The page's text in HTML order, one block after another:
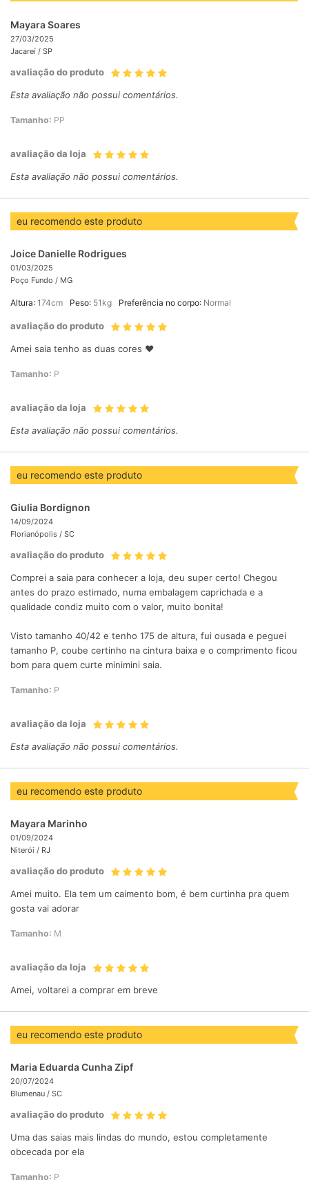
Mayara Soares
27/03/2025
Jacareí / SP
avaliação do produto
Esta avaliação não possui comentários.
Tamanho: PP
avaliação da loja
Esta avaliação não possui comentários.
eu recomendo este produto
Joice Danielle Rodrigues
01/03/2025
Poço Fundo / MG
Altura: 174cm Peso: 51kg Preferência no corpo: Normal
avaliação do produto
Amei saia tenho as duas cores ❤️
Tamanho: P
avaliação da loja
Esta avaliação não possui comentários.
eu recomendo este produto
Giulia Bordignon
14/09/2024
Florianópolis / SC
avaliação do produto
Comprei a saia para conhecer a loja, deu super certo! Chegou
antes do prazo estimado, numa embalagem caprichada e a
qualidade condiz muito com o valor, muito bonita!
Visto tamanho 40/42 e tenho 175 de altura, fui ousada e peguei
tamanho P, coube certinho na cintura baixa e o comprimento ficou
bom para quem curte minimini saia.
Tamanho: P
avaliação da loja
Esta avaliação não possui comentários.
eu recomendo este produto
Mayara Marinho
01/09/2024
Niterói / RJ
avaliação do produto
Amei muito. Ela tem um caimento bom, é bem curtinha pra quem
gosta vai adorar
Tamanho: M
avaliação da loja
Amei, voltarei a comprar em breve
eu recomendo este produto
Maria Eduarda Cunha Zipf
20/07/2024
Blumenau / SC
avaliação do produto
Uma das saias mais lindas do mundo, estou completamente
obcecada por ela
Tamanho: P